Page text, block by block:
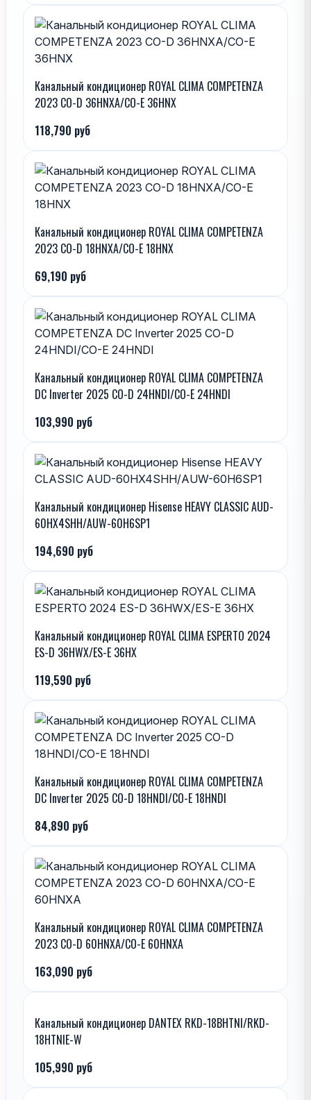
Канальный кондиционер ROYAL CLIMA COMPETENZA
2023 CO-D 36HNXA/CO-E 36HNX
118,790 руб
Канальный кондиционер ROYAL CLIMA COMPETENZA
2023 CO-D 18HNXA/CO-E 18HNX
69,190 руб
Канальный кондиционер ROYAL CLIMA COMPETENZA
DC Inverter 2025 CO-D 24HNDI/CO-E 24HNDI
103,990 руб
Канальный кондиционер Hisense HEAVY CLASSIC AUD-
60HX4SHH/AUW-60H6SP1
194,690 руб
Канальный кондиционер ROYAL CLIMA ESPERTO 2024
ES-D 36HWX/ES-E 36HX
119,590 руб
Канальный кондиционер ROYAL CLIMA COMPETENZA
DC Inverter 2025 CO-D 18HNDI/CO-E 18HNDI
84,890 руб
Канальный кондиционер ROYAL CLIMA COMPETENZA
2023 CO-D 60HNXA/CO-E 60HNXA
163,090 руб
Канальный кондиционер DANTEX RKD-18BHTNI/RKD-
18HTNIE-W
105,990 руб